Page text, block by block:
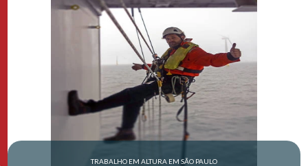
TRABALHO EM ALTURA EM SÃO PAULO